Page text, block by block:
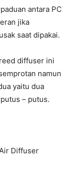
antara PC
jika
saat dipakai.
diffuser ini
namun
yaitu dua
– putus.
Diffuser